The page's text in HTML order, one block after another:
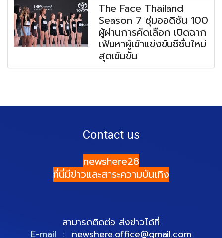
The Face Thailand
Season 7 ซุ่มออดิชัน 100
ผู้ผ่านการคัดเลือก เปิดฉาก
เฟ้นหาผู้เข้าแข่งขันซีซั่นใหม่
สุดเข้มขัน
Contact us
newshere28
ที่นี่มีข่าวและสาระความบันเทิง
สามารถติดต่อ ส่งข่าวได้ที่
E-mail : newshere.office@gmail.com